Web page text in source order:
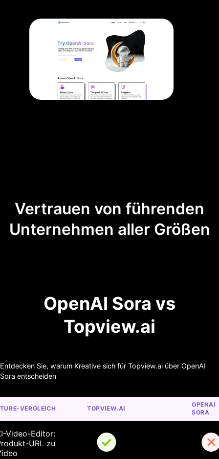
Vertrauen von führenden
Unternehmen aller Größen
OpenAI Sora vs
Topview.ai
Entdecken Sie, warum Kreative sich für Topview.ai über OpenAI
Sora entscheiden
VERGLEICH TOPVIEW.AI
OPENAI
SORA
Video-Editor:
URL zu